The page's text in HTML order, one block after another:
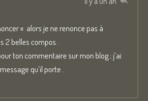
« alors je ne renonce pas à
2 belles compos .
ton commentaire sur mon blog ; j’ai
qu’il porte .